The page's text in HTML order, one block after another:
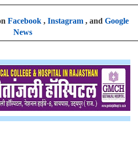
Facebook, Instagram, and Google
News